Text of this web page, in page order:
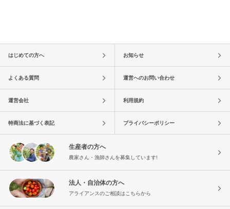
はじめての方へ お知らせ
よくある質問 運営へのお問い合わせ
運営会社 利用規約
特商法に基づく表記 プライバシーポリシー
生産者の方へ
農家さん・漁師さんを募集しています!
法人・自治体の方へ
アライアンスのご相談はこちらから